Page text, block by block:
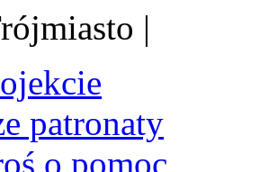
|
patronaty
o pomoc